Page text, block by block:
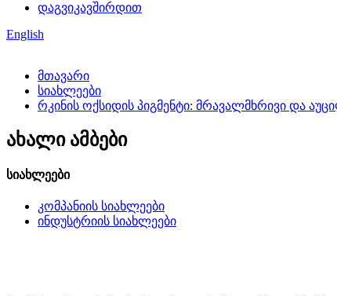
დაგვიკავშირდით
English
მთავარი
სიახლეები
რკინის ოქსიდის პიგმენტი: მრავალმხრივი და
ახალი ამბები
სიახლეები
კომპანიის სიახლეები
ინდუსტრიის სიახლეები